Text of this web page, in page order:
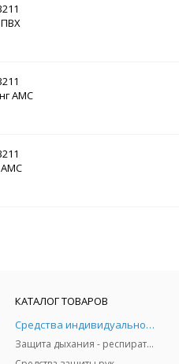
АМС
АМС
КАТАЛОГ ТОВАРОВ
Средства индивидуальной защиты
Защита дыхания - респираторы, противогазы, фильтры, дозиметры